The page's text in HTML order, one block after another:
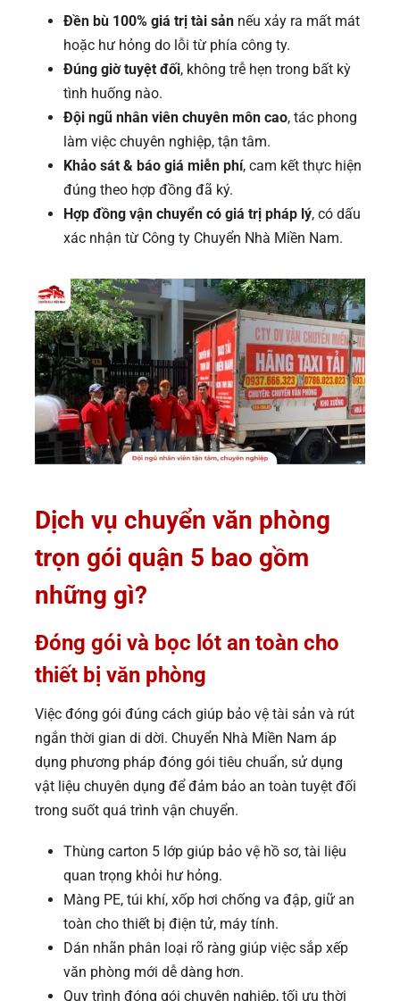
Đền bù 100% giá trị tài sản nếu xảy ra mất mát
hoặc hư hỏng do lỗi từ phía công ty.
Đúng giờ tuyệt đối, không trễ hẹn trong bất kỳ
tình huống nào.
Đội ngũ nhân viên chuyên môn cao, tác phong
làm việc chuyên nghiệp, tận tâm.
Khảo sát & báo giá miễn phí, cam kết thực hiện
đúng theo hợp đồng đã ký.
Hợp đồng vận chuyển có giá trị pháp lý, có dấu
xác nhận từ Công ty Chuyển Nhà Miền Nam.
Dịch vụ chuyển văn phòng
trọn gói quận 5 bao gồm
những gì?
Đóng gói và bọc lót an toàn cho
thiết bị văn phòng
Việc đóng gói đúng cách giúp bảo vệ tài sản và rút
ngắn thời gian di dời. Chuyển Nhà Miền Nam áp
dụng phương pháp đóng gói tiêu chuẩn, sử dụng
vật liệu chuyên dụng để đảm bảo an toàn tuyệt đối
trong suốt quá trình vận chuyển.
Thùng carton 5 lớp giúp bảo vệ hồ sơ, tài liệu
quan trọng khỏi hư hỏng.
Màng PE, túi khí, xốp hơi chống va đập, giữ an
toàn cho thiết bị điện tử, máy tính.
Dán nhãn phân loại rõ ràng giúp việc sắp xếp
văn phòng mới dễ dàng hơn.
Quy trình đóng gói chuyên nghiệp, tối ưu thời